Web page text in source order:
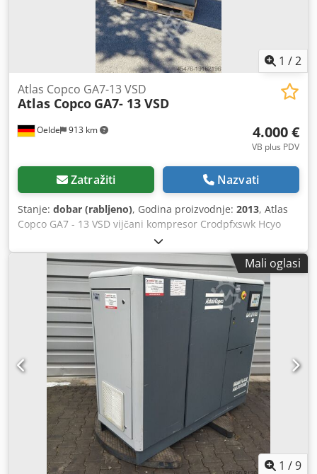
1 /2
Oelde 913 km
Atlas Copco GA7-13 VSD
Atlas Copco GA7- 13 VSD
4.000 €
VB plus PDV
Zatražiti Nazvati
Stanje: dobar (rabljeno), Godina proizvodnje: 2013, Atlas
Copco GA7 - 13 VSD vijčani kompresor Crodpfxswk Hcyo
Ahbsf Potpuno automatski, interno potpuno ožičen i
spojen cijevima kompaktni sustav, jednostupanjska
kompresija s ubrizgavanjem ulja, hlađenje zrakom,
prigušena buka. Konačni tlak: 13,00 bara Snaga motora:
7,50 kW Količina isporuke: 1,26 m³/min
Mali oglasi
1 /9